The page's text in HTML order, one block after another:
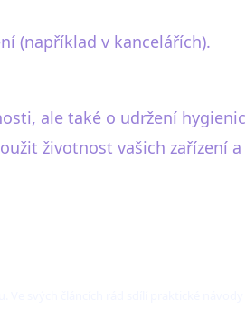
(například v kancelářích).
ale také o udržení
životnost vašich zařízení